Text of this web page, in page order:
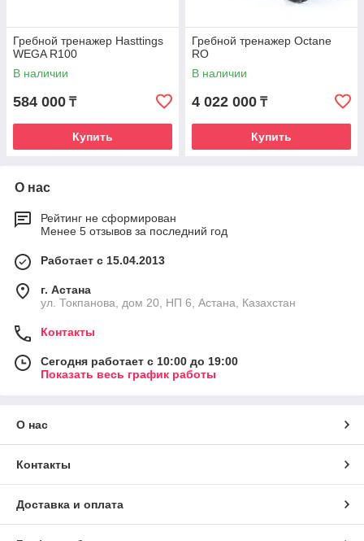
Гребной тренажер Hasttings
WEGA R100
В наличии
584 000 ₸
Купить
Гребной тренажер Octane
RO
В наличии
4 022 000 ₸
Купить
О нас
Рейтинг не сформирован
Менее 5 отзывов за последний год
Работает с 15.04.2013
г. Астана
ул. Токпанова, дом 20, НП 6, Астана, Казахстан
Контакты
Сегодня работает с 10:00 до 19:00
Показать весь график работы
О нас
Контакты
Доставка и оплата